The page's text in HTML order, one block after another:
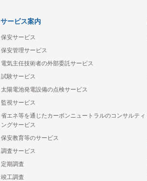
サービス案内
保安サービス
保安管理サービス
電気主任技術者の外部委託サービス
試験サービス
太陽電池発電設備の点検サービス
監視サービス
省エネ等を通じたカーボンニュートラルのコンサルティ
ングサービス
保安教育等のサービス
調査サービス
定期調査
竣工調査